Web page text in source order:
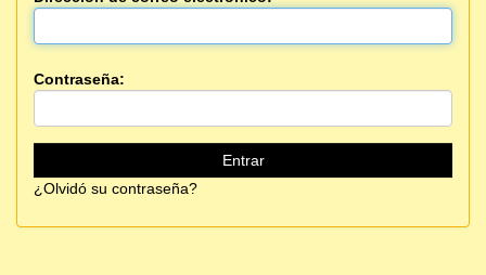
Contraseña:
¿Olvidó su contraseña?